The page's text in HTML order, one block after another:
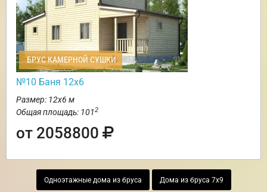
БРУС КАМЕРНОЙ СУШКИ
№10 Баня 12х6
Размер: 12х6 м
Общая площадь: 1012
от 2058800
Одноэтажные дома из бруса Дома из бруса 7х9